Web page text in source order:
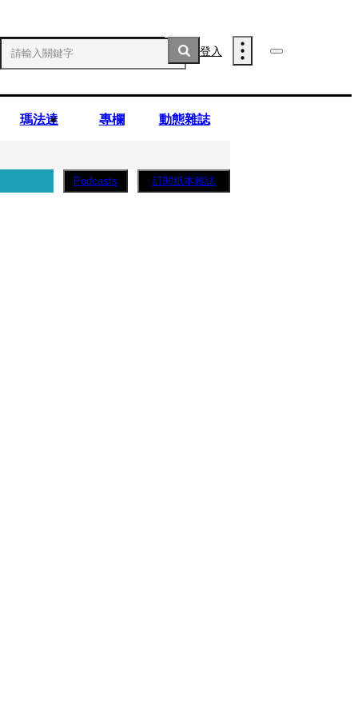
登入
瑪法達 專欄 動態雜誌
糕」
Podcasts 訂閱紙本雜誌